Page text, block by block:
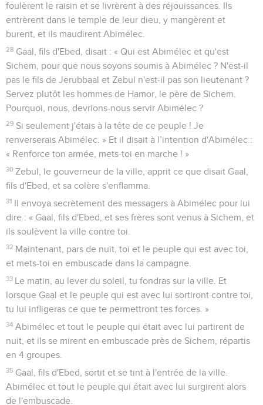
foulèrent le raisin et se livrèrent à des réjouissances. Ils
entrèrent dans le temple de leur dieu, y mangèrent et
burent, et ils maudirent Abimélec.
28 Gaal, fils d'Ebed, disait : « Qui est Abimélec et qu'est
Sichem, pour que nous soyons soumis à Abimélec ? N'est-il
pas le fils de Jerubbaal et Zebul n'est-il pas son lieutenant ?
Servez plutôt les hommes de Hamor, le père de Sichem.
Pourquoi, nous, devrions-nous servir Abimélec ?
29 Si seulement j'étais à la tête de ce peuple ! Je
renverserais Abimélec. » Et il disait à l’intention d'Abimélec :
« Renforce ton armée, mets-toi en marche ! »
30 Zebul, le gouverneur de la ville, apprit ce que disait Gaal,
fils d'Ebed, et sa colère s'enflamma.
31 Il envoya secrètement des messagers à Abimélec pour lui
dire : « Gaal, fils d'Ebed, et ses frères sont venus à Sichem, et
ils soulèvent la ville contre toi.
32 Maintenant, pars de nuit, toi et le peuple qui est avec toi,
et mets-toi en embuscade dans la campagne.
33 Le matin, au lever du soleil, tu fondras sur la ville. Et
lorsque Gaal et le peuple qui est avec lui sortiront contre toi,
tu lui infligeras ce que te permettront tes forces. »
34 Abimélec et tout le peuple qui était avec lui partirent de
nuit, et ils se mirent en embuscade près de Sichem, répartis
en 4 groupes.
35 Gaal, fils d'Ebed, sortit et se tint à l'entrée de la ville.
Abimélec et tout le peuple qui était avec lui surgirent alors
de l'embuscade.